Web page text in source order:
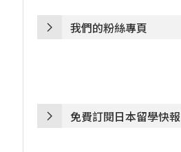
我們的粉絲專頁
免費訂閱日本留學快報